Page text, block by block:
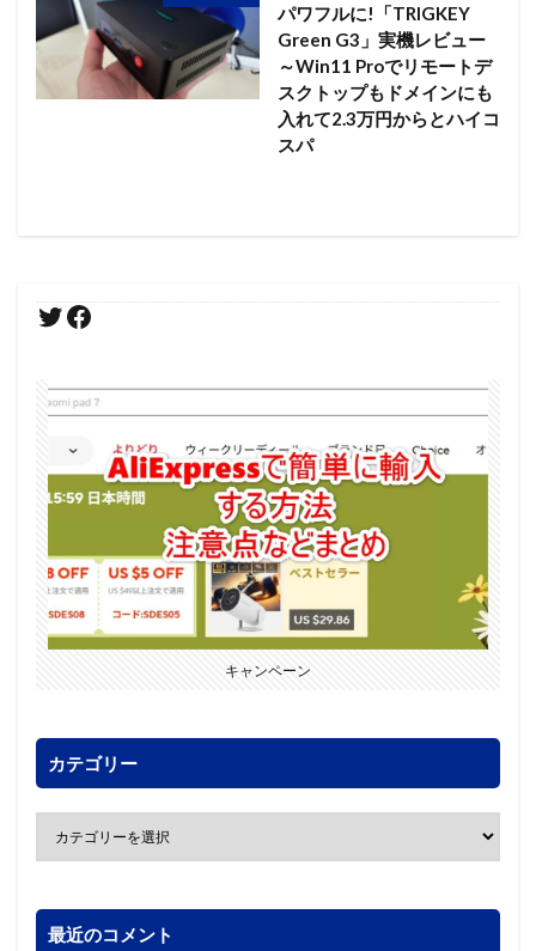
パワフルに!「TRIGKEY
Green G3」実機レビュー
～Win11 Proでリモートデ
スクトップもドメインにも
入れて2.3万円からとハイコ
スパ
キャンペーン
カテゴリー
最近のコメント